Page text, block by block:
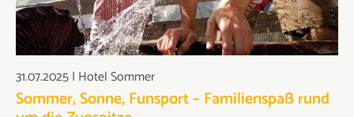
31.07.2025| Hotel Sommer
Sommer, Sonne, Funsport – Familienspaß rund